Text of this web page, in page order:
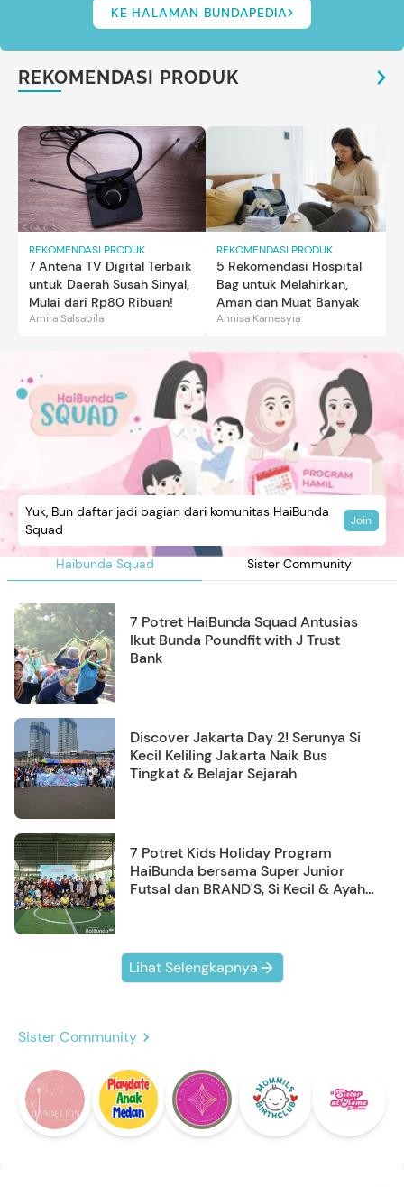
KE HALAMAN BUNDAPEDIA
REKOMENDASI PRODUK
REKOMENDASI PRODUK
7 Antena TV Digital Terbaik
untuk Daerah Susah Sinyal,
Mulai dari Rp80 Ribuan!
Amira Salsabila
REKOMENDASI PRODUK
5 Rekomendasi Hospital
Bag untuk Melahirkan,
Aman dan Muat Banyak
Annisa Karnesyia
Haibunda Squad Sister Community
Yuk, Bun daftar jadi bagian dari komunitas HaiBunda
Squad
Join
7 Potret HaiBunda Squad Antusias
Ikut Bunda Poundfit with J Trust
Bank
Discover Jakarta Day 2! Serunya Si
Kecil Keliling Jakarta Naik Bus
Tingkat & Belajar Sejarah
7 Potret Kids Holiday Program
HaiBunda bersama Super Junior
Futsal dan BRAND'S, Si Kecil & Ayah
Lihat Selengkapnya
Sister Community